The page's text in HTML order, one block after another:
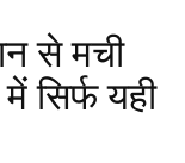
से मची
सिर्फ यही